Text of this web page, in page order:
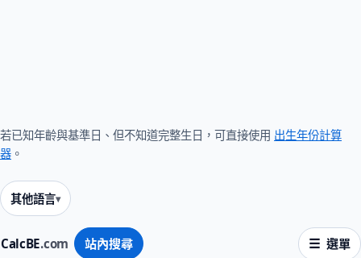
CalcBE.com 站內搜尋 選單
若已知年齡與基準日、但不知道完整生日，可直接使用 出生年份計算
器 。
其他語言